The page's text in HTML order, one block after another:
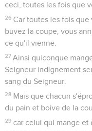
ceci, toutes les fois que
26 Car toutes les fois
buvez la coupe, vous
ce qu'il vienne.
27 Ainsi quiconque
Seigneur indignement
sang du Seigneur.
28 Mais que chacun
du pain et boive de la
29 car celui qui mange et